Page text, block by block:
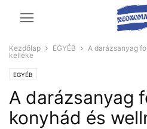
Kezdőlap EGYÉB
A darázsanyag
kelléke
EGYÉB
A darázsanyag
konyhád és